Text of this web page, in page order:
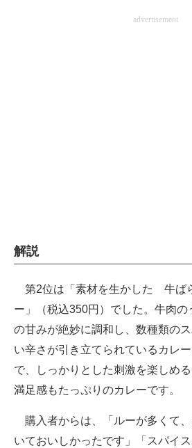
advertisement
解説
第2位は「素材を生かした 牛ば
ー」（税込350円）でした。牛肉
の甘みが絶妙に調和し、数種類の
い辛さが引き立てられているカレー
で、しっかりとした刺激を楽しめ
満足感もたっぷりのカレーです。
購入者からは、「ルーが多くて
いておいしかったです」「スパイ